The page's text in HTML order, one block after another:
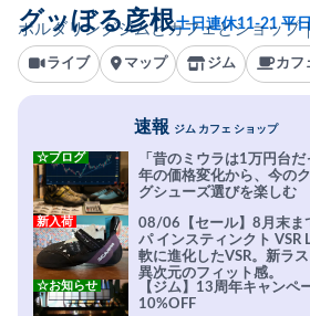
ボルダリングジムとカフェとショップ
グッぼる彦根土日連休11-21 平
ライブ マップ ジム カフ
速報 ジム カフェ ショップ
「昔のミウラは1万円台
年の価格変化から、今の
グシューズ選びを楽しむ
☆ブログ
08/06【セール】8月末ま
パ インスティンクト VSR
軟に進化したVSR。新ラ
異次元のフィット感。
新入荷
【ジム】13周年キャンペ
10%OFF
☆お知らせ